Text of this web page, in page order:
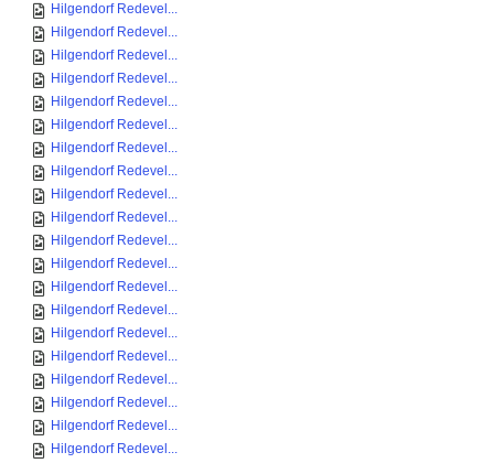
Hilgendorf Redevel...
Hilgendorf Redevel...
Hilgendorf Redevel...
Hilgendorf Redevel...
Hilgendorf Redevel...
Hilgendorf Redevel...
Hilgendorf Redevel...
Hilgendorf Redevel...
Hilgendorf Redevel...
Hilgendorf Redevel...
Hilgendorf Redevel...
Hilgendorf Redevel...
Hilgendorf Redevel...
Hilgendorf Redevel...
Hilgendorf Redevel...
Hilgendorf Redevel...
Hilgendorf Redevel...
Hilgendorf Redevel...
Hilgendorf Redevel...
Hilgendorf Redevel...